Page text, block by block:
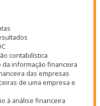
contabilística
da informação financeira
das empresas
de uma empresa e
à análise financeira